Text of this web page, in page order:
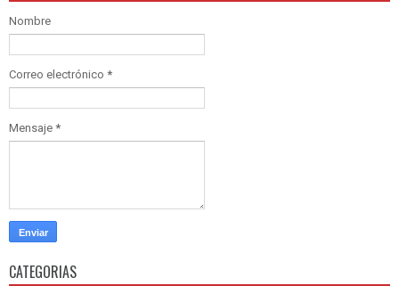
Nombre
Correo electrónico *
Mensaje *
CATEGORIAS